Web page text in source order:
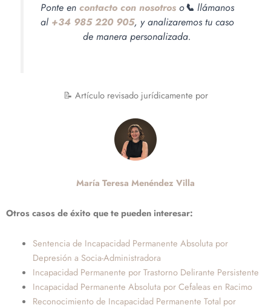
Ponte en contacto con nosotroso📞 llámanos
al +34 985 220 905, y analizaremos tu caso
de manera personalizada.
📝 Artículo revisado jurídicamente por
María Teresa Menéndez Villa
Otros casos de éxito que te pueden interesar:
Sentencia de Incapacidad Permanente Absoluta por
Depresión a Socia-Administradora
Incapacidad Permanente por Trastorno Delirante Persistente
Incapacidad Permanente Absoluta por Cefaleas en Racimo
Reconocimiento de Incapacidad Permanente Total por